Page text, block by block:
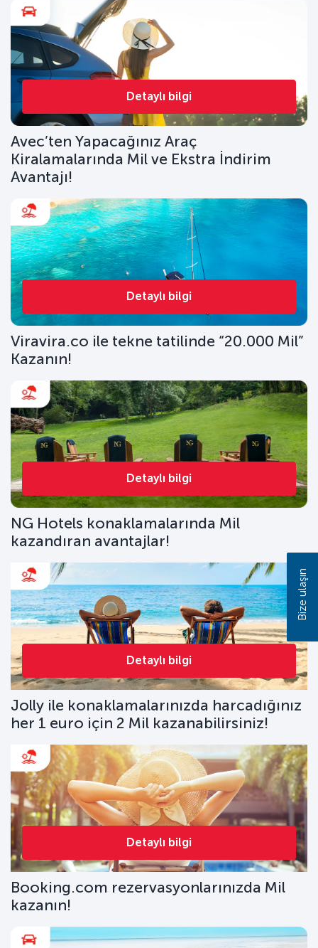
Detaylı bilgi
Avec’ten Yapacağınız Araç
Kiralamalarında Mil ve Ekstra İndirim
Avantajı!
Detaylı bilgi
Viravira.co ile tekne tatilinde “20.000 Mil”
Kazanın!
Detaylı bilgi
NG Hotels konaklamalarında Mil
kazandıran avantajlar!
Detaylı bilgi
Jolly ile konaklamalarınızda harcadığınız
her 1 euro için 2 Mil kazanabilirsiniz!
Detaylı bilgi
Booking.com rezervasyonlarınızda Mil
kazanın!
Bize ulaşın